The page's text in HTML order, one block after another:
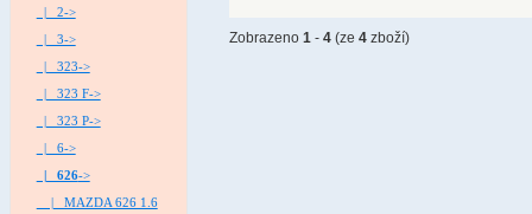
|_ 2->
|_ 3->
|_ 323->
|_ 323 F->
|_ 323 P->
|_ 6->
|_ 626->
|_ MAZDA 626 1.6
Zobrazeno1 -4 (ze4 zboží)